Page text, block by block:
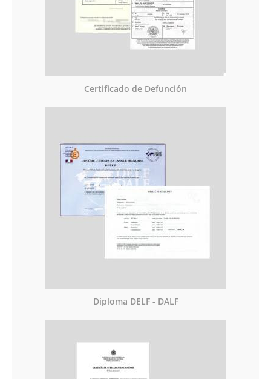
Certificado de Defunción
Diploma DELF - DALF